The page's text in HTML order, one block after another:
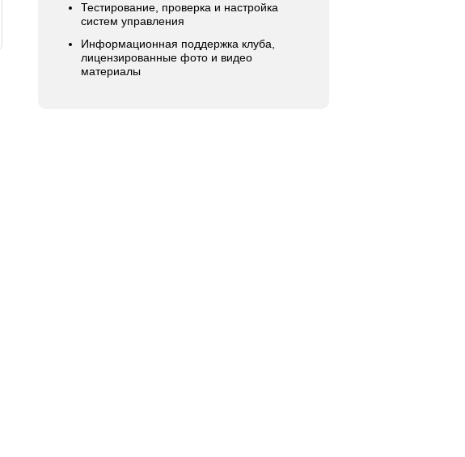
Тестирование, проверка и настройка
систем управления
Информационная поддержка клуба,
лицензированные фото и видео
материалы